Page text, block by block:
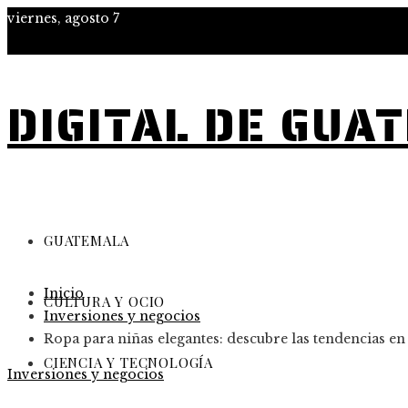
viernes, agosto 7
DIGITAL DE
GUATEMALA
CULTURA Y OCIO
CIENCIA Y TECNOLOGÍA
Inicio
Inversiones y negocios
Ropa para niñas elegantes: descubre las tendencias
Inversiones y negocios